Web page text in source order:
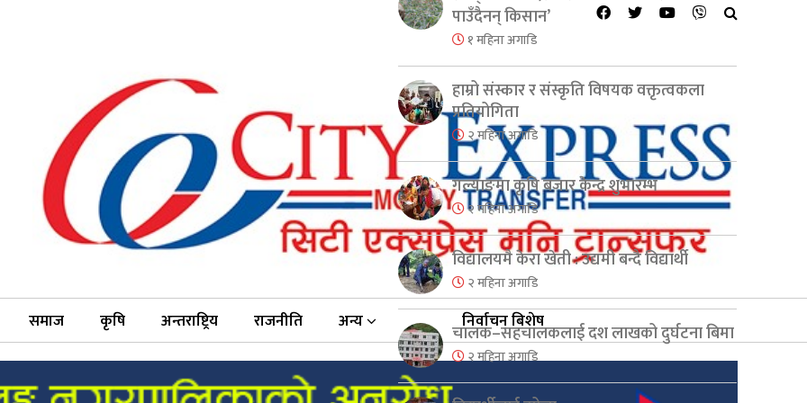
समाज कृषि अन्तराष्ट्रिय राजनीति अन्य निर्वाचन बिशेष
पाउँदैनन् किसान’
१ महिना अगाडि
हाम्रो संस्कार र संस्कृति विषयक वक्तृत्वकला
प्रतियोगिता
२ महिना अगाडि
गल्याङमा कृषि बजार केन्द्र शुभारम्भ
२ महिना अगाडि
विद्यालयमै केरा खेती : उद्यमी बन्दै विद्यार्थी
२ महिना अगाडि
चालक–सहचालकलाई दश लाखको दुर्घटना बिमा
२ महिना अगाडि